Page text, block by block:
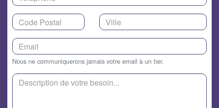
Nous ne communiquerons jamais votre email à un tier.